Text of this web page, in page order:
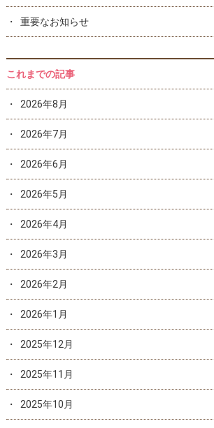
重要なお知らせ
これまでの記事
2026年8月
2026年7月
2026年6月
2026年5月
2026年4月
2026年3月
2026年2月
2026年1月
2025年12月
2025年11月
2025年10月